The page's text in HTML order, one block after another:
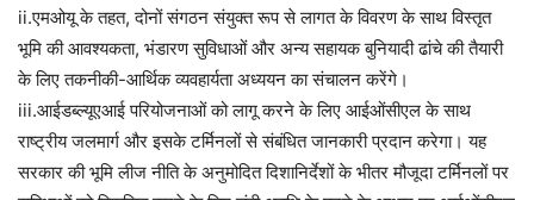
ii.एमओयू के तहत, दोनों संगठन संयुक्त रूप से लागत के विवरण के साथ विस्तृत
भूमि की आवश्यकता, भंडारण सुविधाओं और अन्य सहायक बुनियादी ढांचे की तैयारी
के लिए तकनीकी-आर्थिक व्यवहार्यता अध्ययन का संचालन करेंगे।
iii.आईडब्ल्यूएआई परियोजनाओं को लागू करने के लिए आईओंसीएल के साथ
राष्ट्रीय जलमार्ग और इसके टर्मिनलों से संबंधित जानकारी प्रदान करेगा। यह
सरकार की भूमि लीज नीति के अनुमोदित दिशानिर्देशों के भीतर मौजूदा टर्मिनलों पर